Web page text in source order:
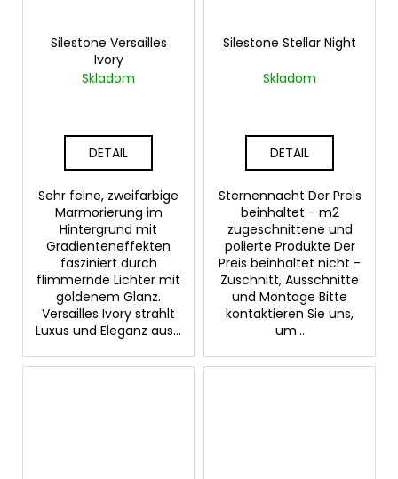
Silestone Versailles
Ivory
Skladom
DETAIL
Sehr feine, zweifarbige
Marmorierung im
Hintergrund mit
Gradienteneffekten
fasziniert durch
flimmernde Lichter mit
goldenem Glanz.
Versailles Ivory strahlt
Luxus und Eleganz aus...
Silestone Stellar Night
Skladom
DETAIL
Sternennacht Der Preis
beinhaltet - m2
zugeschnittene und
polierte Produkte Der
Preis beinhaltet nicht -
Zuschnitt, Ausschnitte
und Montage Bitte
kontaktieren Sie uns,
um...